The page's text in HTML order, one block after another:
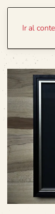
Ir al